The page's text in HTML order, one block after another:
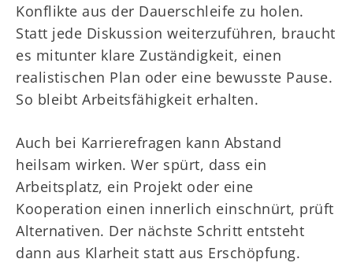
Konflikte aus der Dauerschleife zu holen.
Statt jede Diskussion weiterzuführen, braucht
es mitunter klare Zuständigkeit, einen
realistischen Plan oder eine bewusste Pause.
So bleibt Arbeitsfähigkeit erhalten.
Auch bei Karrierefragen kann Abstand
heilsam wirken. Wer spürt, dass ein
Arbeitsplatz, ein Projekt oder eine
Kooperation einen innerlich einschnürt, prüft
Alternativen. Der nächste Schritt entsteht
dann aus Klarheit statt aus Erschöpfung.